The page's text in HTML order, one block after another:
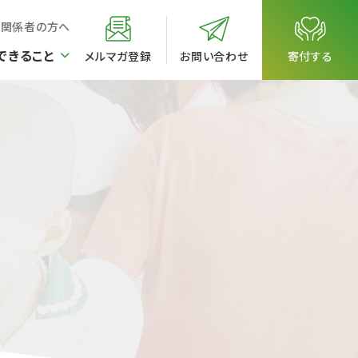
係者の方へ
きること メルマガ登録 お問い合わせ 寄付する